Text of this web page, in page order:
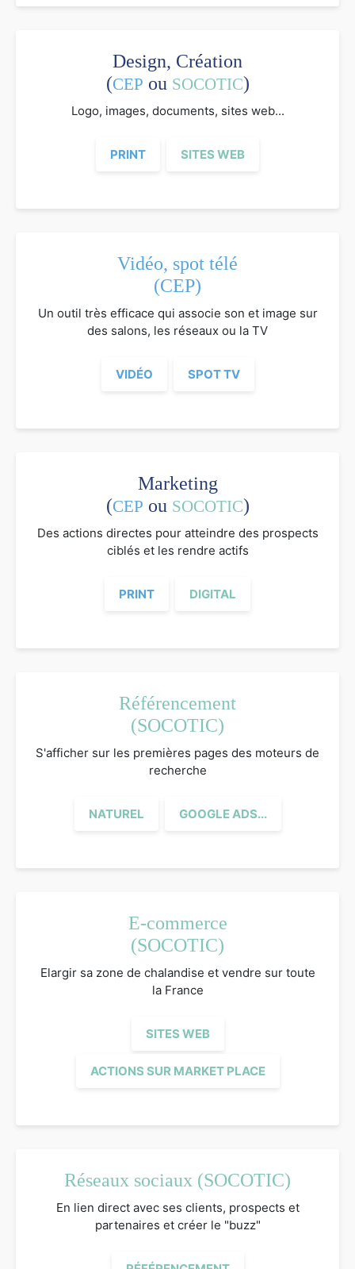
Design, Création
(CEP ou SOCOTIC)
Logo, images, documents, sites web...
PRINT SITES WEB
Vidéo, spot télé
(CEP)
Un outil très efficace qui associe son et image sur
des salons, les réseaux ou la TV
VIDÉO SPOT TV
Marketing
(CEP ou SOCOTIC)
Des actions directes pour atteindre des prospects
ciblés et les rendre actifs
PRINT DIGITAL
Référencement
(SOCOTIC)
S'afficher sur les premières pages des moteurs de
recherche
NATUREL GOOGLE ADS...
E-commerce
(SOCOTIC)
Elargir sa zone de chalandise et vendre sur toute
la France
SITES WEB
ACTIONS SUR MARKET PLACE
Réseaux sociaux (SOCOTIC)
En lien direct avec ses clients, prospects et
partenaires et créer le "buzz"